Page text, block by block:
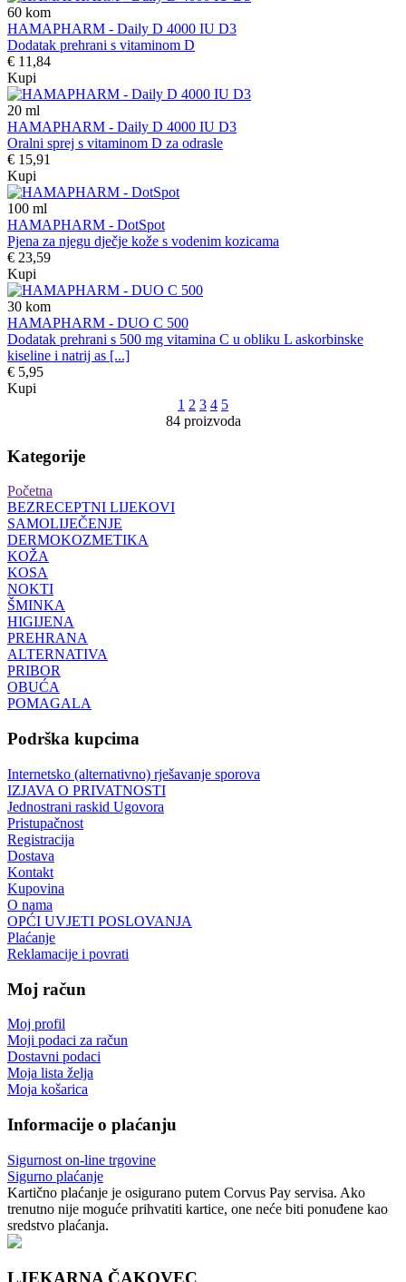
60 kom
HAMAPHARM - Daily D 4000 IU D3
Dodatak prehrani s vitaminom D
€ 11,84
Kupi
20 ml
HAMAPHARM - Daily D 4000 IU D3
Oralni sprej s vitaminom D za odrasle
€ 15,91
Kupi
100 ml
HAMAPHARM - DotSpot
Pjena za njegu dječje kože s vodenim kozicama
€ 23,59
Kupi
30 kom
HAMAPHARM - DUO C 500
Dodatak prehrani s 500 mg vitamina C u obliku L askorbinske
kiseline i natrij as [...]
€ 5,95
Kupi
1 2 3 4 5
84 proizvoda
Kategorije
Početna
BEZRECEPTNI LIJEKOVI
SAMOLIJEČENJE
DERMOKOZMETIKA
KOŽA
KOSA
NOKTI
ŠMINKA
HIGIJENA
PREHRANA
ALTERNATIVA
PRIBOR
OBUĆA
POMAGALA
Podrška kupcima
Internetsko (alternativno) rješavanje sporova
IZJAVA O PRIVATNOSTI
Jednostrani raskid Ugovora
Pristupačnost
Registracija
Dostava
Kontakt
Kupovina
O nama
OPĆI UVJETI POSLOVANJA
Plaćanje
Reklamacije i povrati
Moj račun
Moj profil
Moji podaci za račun
Dostavni podaci
Moja lista želja
Moja košarica
Informacije o plaćanju
Sigurnost on-line trgovine
Sigurno plaćanje
Kartično plaćanje je osigurano putem Corvus Pay servisa. Ako
trenutno nije moguće prihvatiti kartice, one neće biti ponuđene kao
sredstvo plaćanja.